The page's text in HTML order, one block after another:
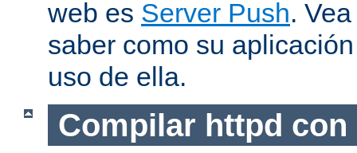
web es Server Push.
saber como su
uso de ella.
Compilar httpd con